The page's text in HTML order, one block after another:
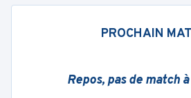
PROCHAIN
Repos, pas de match